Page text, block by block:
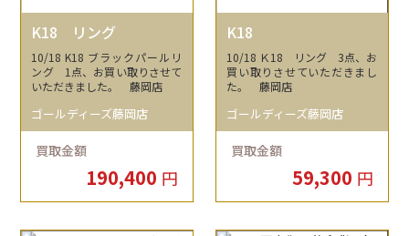
K18 リング
10/18 K18 ブラックパールリ
ング 1点、お買い取りさせて
いただきました。 藤岡店
ゴールディーズ藤岡店
買取金額
190,400 円
K18
10/18 Ｋ18 リング 3点、お
買い取りさせていただきまし
た。 藤岡店
ゴールディーズ藤岡店
買取金額
59,300 円